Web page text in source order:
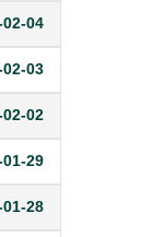
04
03
02
29
28